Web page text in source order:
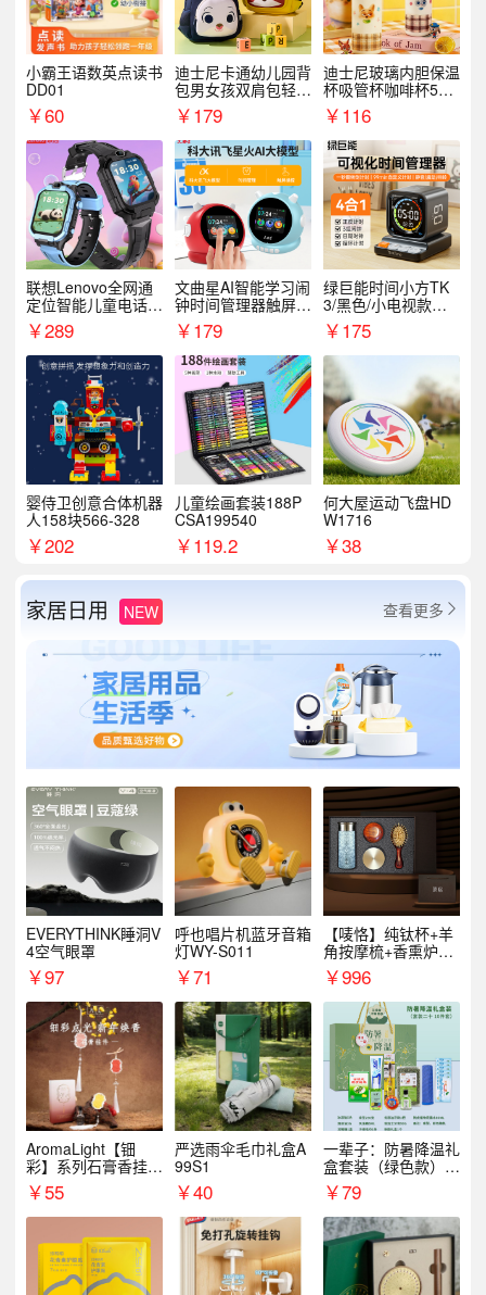
小霸王语数英点读书
DD01
￥60
迪士尼卡通幼儿园背
包男女孩双肩包轻便
可爱小背包B20107
￥179
迪士尼玻璃内胆保温
杯吸管杯咖啡杯530
MLH15135
￥116
联想Lenovo全网通
定位智能儿童电话手
表A1
￥289
文曲星AI智能学习闹
钟时间管理器触屏N
1pro
￥179
绿巨能时间小方TK
3/黑色/小电视款【T
K3】
￥175
婴侍卫创意合体机器
人158块566-328
￥202
儿童绘画套装188P
CSA199540
￥119.2
何大屋运动飞盘HD
W1716
￥38
家居日用 NEW 查看更多 
EVERYTHINK睡洞V
4空气眼罩
￥97
呼也唱片机蓝牙音箱
灯WY-S011
￥71
【唛恪】纯钛杯+羊
角按摩梳+香熏炉
+气垫梳
￥996
AromaLight【钿
彩】系列石膏香挂
（代发香味随机）
￥55
严选雨伞毛巾礼盒A
99S1
￥40
一辈子：防暑降温礼
盒套装（绿色款）支
持自由搭配
￥79